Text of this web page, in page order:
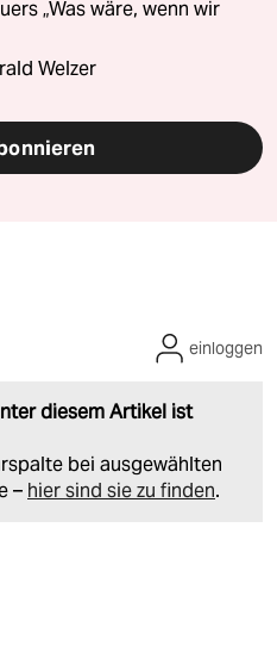
„Was wäre, wenn wir
Welzer
diesem Artikel ist
bei ausgewählten
– hier sind sie zu finden.
einloggen